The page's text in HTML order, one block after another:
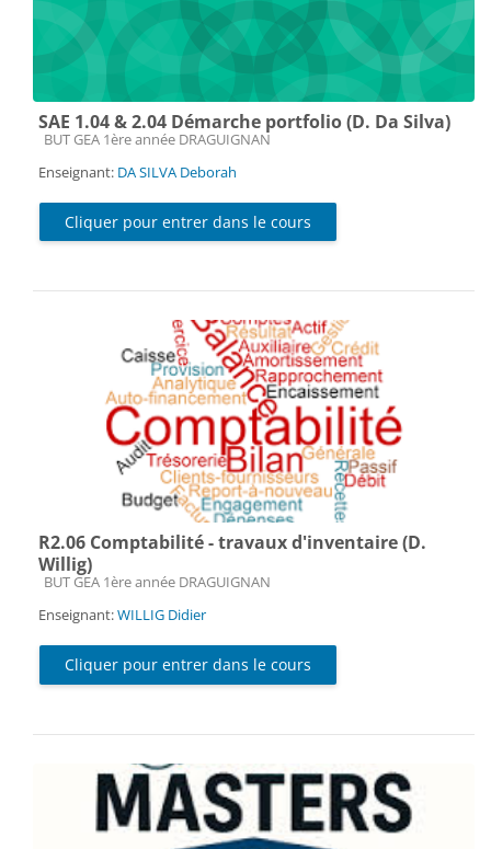
SAE 1.04 & 2.04 Démarche portfolio (D. Da Silva)
Catégorie de cours
BUT GEA 1ère année DRAGUIGNAN
Enseignant: DA SILVA Deborah
Cliquer pour entrer dans le cours
R2.06 Comptabilité - travaux d'inventaire (D.
Willig)
Catégorie de cours
BUT GEA 1ère année DRAGUIGNAN
Enseignant:WILLIG Didier
Cliquer pour entrer dans le cours